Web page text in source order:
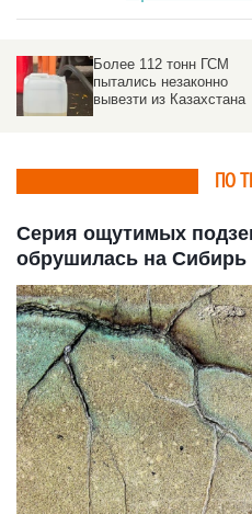
Более 112 тонн ГСМ
пытались незаконно
вывезти из Казахстана
ПО
Серия ощутимых
обрушилась на Сибирь